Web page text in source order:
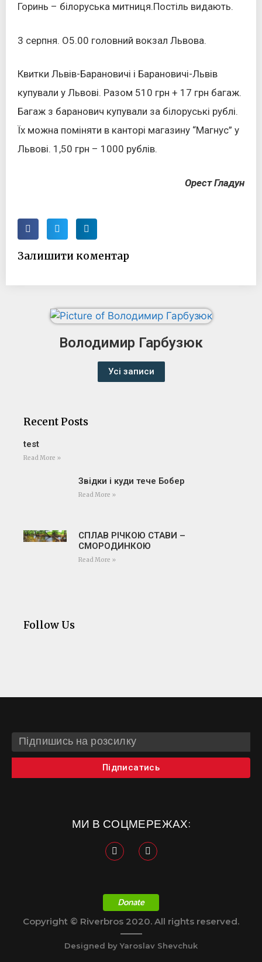
Горинь – білоруська митниця.Постіль видають.
3 серпня. О5.00 головний вокзал Львова.
Квитки Львів-Барановичі і Барановичі-Львів
купували у Львові. Разом 510 грн + 17 грн багаж.
Багаж з баранович купували за білоруські рублі.
Їх можна поміняти в канторі магазину “Магнус” у
Львові. 1,50 грн – 1000 рублів.
Орест Гладун
Залишити коментар
Володимир Гарбузюк
Усі записи
Recent Posts
test
Read More »
Звідки і куди тече Бобер
Read More »
СПЛАВ РІЧКОЮ СТАВИ –
СМОРОДИНКОЮ
Read More »
Follow Us
Підписатись
МИ В СОЦМЕРЕЖАХ:
Donate
Copyright © Riverbros 2020. All rights reserved.
Designed by Yaroslav Shevchuk